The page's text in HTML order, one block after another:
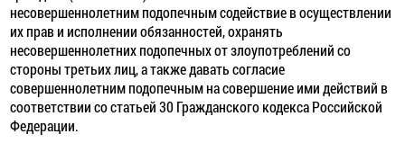
несовершеннолетним подопечным содействие в осуществлении
их прав и исполнении обязанностей, охранять
несовершеннолетних подопечных от злоупотреблений со
стороны третьих лиц, а также давать согласие
совершеннолетним подопечным на совершение ими действий в
соответствии со статьей 30 Гражданского кодекса Российской
Федерации.